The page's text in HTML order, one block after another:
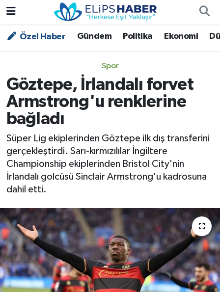
Özel Haber Gündem Politika Ekonomi
Spor
Göztepe, İrlandalı forvet
Armstrong'u renklerine
bağladı
Süper Lig ekiplerinden Göztepe ilk dış transferini
gerçekleştirdi. Sarı-kırmızılılar İngiltere
Championship ekiplerinden Bristol City'nin
İrlandalı golcüsü Sinclair Armstrong'u kadrosuna
dahil etti.
Özel Haber
Asayiş
Bilim - Teknoloji
Çevre - İklim
Dünya
Kültür - Sanat
Magazin
Politika
Sağlık
Spor
Nöbetçi Eczaneler
Trafik Durumu
Süper Lig Puan Durumu ve Fikstür
Tüm Manşetler
Son Dakika Haberleri